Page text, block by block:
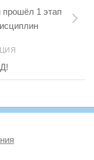
1 этап